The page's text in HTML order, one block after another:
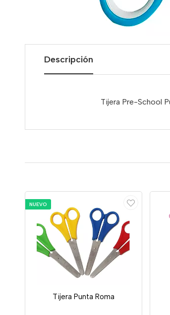
Descripción
Tijera Pre-School
NUEVO
Tijera Punta Roma